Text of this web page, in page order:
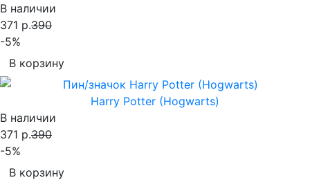
В наличии
371 р.390
-5%
В корзину
Harry Potter (Hogwarts)
В наличии
371 р.390
-5%
В корзину